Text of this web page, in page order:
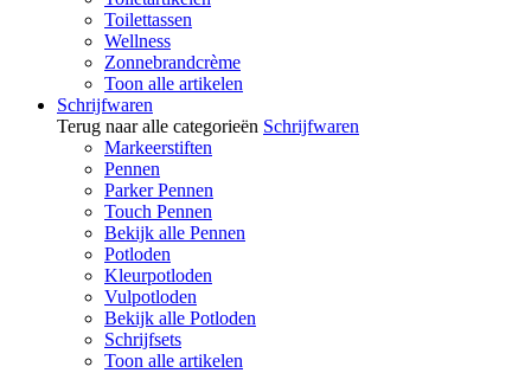
Toilettassen
Wellness
Zonnebrandcrème
Toon alle artikelen
Schrijfwaren
Terug naar alle categorieën Schrijfwaren
Markeerstiften
Pennen
Parker Pennen
Touch Pennen
Bekijk alle Pennen
Potloden
Kleurpotloden
Vulpotloden
Bekijk alle Potloden
Schrijfsets
Toon alle artikelen